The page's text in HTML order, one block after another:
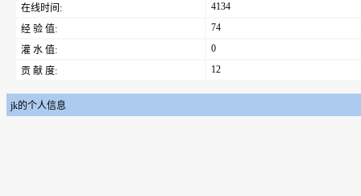
在线时间:
4134
经 验 值:
74
灌 水 值:
0
贡 献 度:
12
jk的个人信息